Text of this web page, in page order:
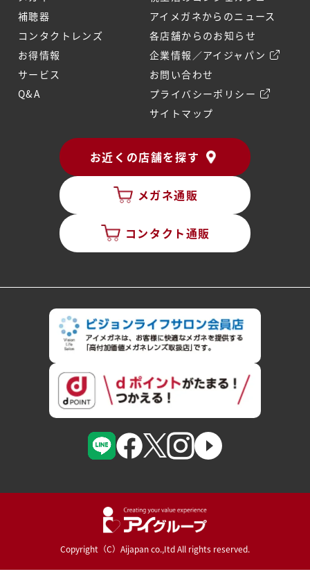
補聴器
コンタクトレンズ
お得情報
サービス
Q&A
アイメガネからのニュース
各店舗からのお知らせ
企業情報／アイジャパン
お問い合わせ
プライバシーポリシー
サイトマップ
お近くの店舗を探す
メガネ通販
コンタクト通販
Copyright（C）Aijapan co.,Itd All rights reserved.